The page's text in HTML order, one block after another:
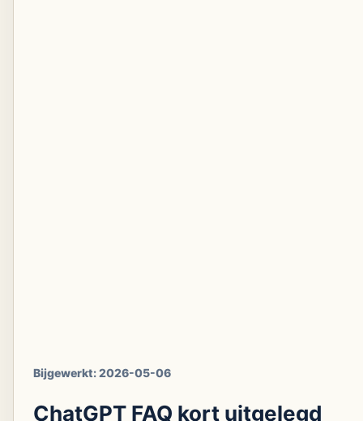
Bijgewerkt:2026-05-06
ChatGPT FAQ kort uitgelegd